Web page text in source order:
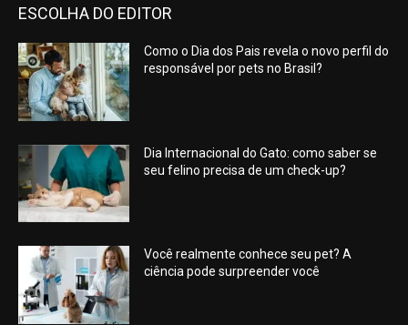
ESCOLHA DO EDITOR
Como o Dia dos Pais revela o novo perfil do
responsável por pets no Brasil?
Dia Internacional do Gato: como saber se
seu felino precisa de um check-up?
Você realmente conhece seu pet? A
ciência pode surpreender você